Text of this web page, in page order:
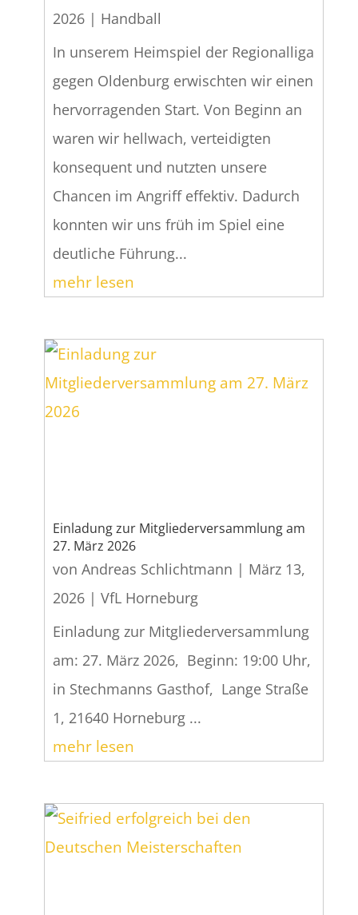
2026| Handball
In unserem Heimspiel der Regionalliga
gegen Oldenburg erwischten wir einen
hervorragenden Start. Von Beginn an
waren wir hellwach, verteidigten
konsequent und nutzten unsere
Chancen im Angriff effektiv. Dadurch
konnten wir uns früh im Spiel eine
deutliche Führung...
mehr lesen
Einladung zur Mitgliederversammlung am
27. März 2026
von Andreas Schlichtmann | März 13,
2026| VfL Horneburg
Einladung zur Mitgliederversammlung
am: 27. März 2026, Beginn: 19:00 Uhr,
in Stechmanns Gasthof, Lange Straße
1, 21640 Horneburg ...
mehr lesen